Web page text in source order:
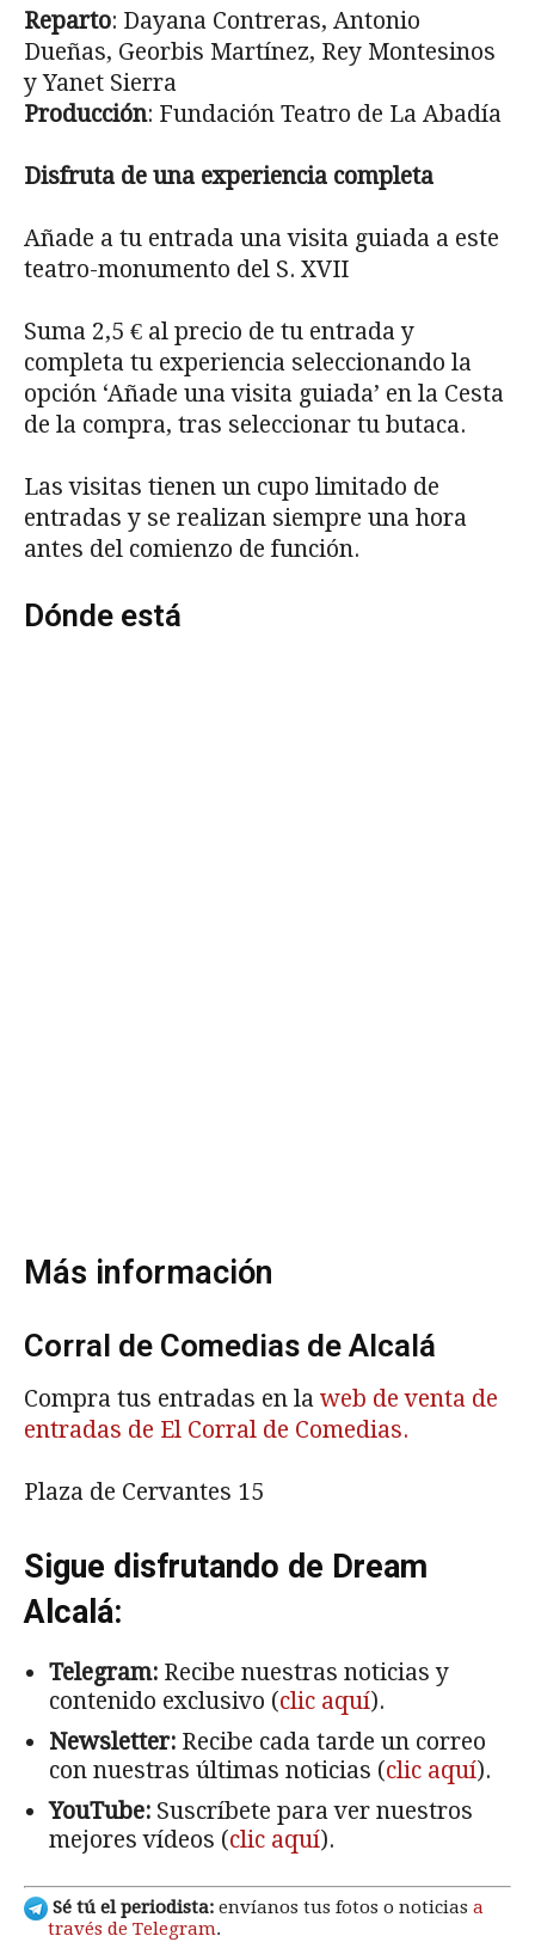
Reparto: Dayana Contreras, Antonio
Dueñas, Georbis Martínez, Rey Montesinos
y Yanet Sierra
Producción: Fundación Teatro de La Abadía
Disfruta de una experiencia completa
Añade a tu entrada una visita guiada a este
teatro-monumento del S. XVII
Suma 2,5 € al precio de tu entrada y
completa tu experiencia seleccionando la
opción ‘Añade una visita guiada’ en la Cesta
de la compra, tras seleccionar tu butaca.
Las visitas tienen un cupo limitado de
entradas y se realizan siempre una hora
antes del comienzo de función.
Dónde está
Más información
Corral de Comedias de Alcalá
Compra tus entradas en la web de venta de
entradas de El Corral de Comedias.
Plaza de Cervantes 15
Sigue disfrutando de Dream
Alcalá:
Telegram: Recibe nuestras noticias y
contenido exclusivo (clic aquí).
Newsletter: Recibe cada tarde un correo
con nuestras últimas noticias (clic aquí).
YouTube: Suscríbete para ver nuestros
mejores vídeos (clic aquí).
Sé tú el periodista: envíanos tus fotos o noticias a
través de Telegram.